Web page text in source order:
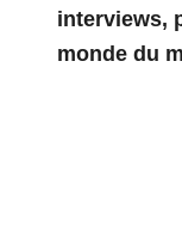
interviews,
monde du